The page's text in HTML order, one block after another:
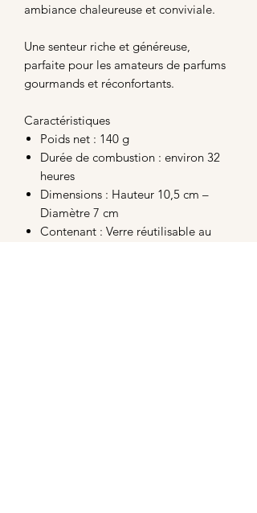
ambiance chaleureuse et conviviale.
Une senteur riche et généreuse,
parfaite pour les amateurs de parfums
gourmands et réconfortants.
Caractéristiques
Poids net : 140 g
Durée de combustion : environ 32
heures
Dimensions : Hauteur 10,5 cm –
Diamètre 7 cm
Contenant : Verre réutilisable au